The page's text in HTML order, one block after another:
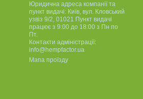
Юридична адреса компанії та
пункт видачі: Київ, вул. Кловський
узвіз 9/2, 01021 Пункт видачі
працює з 9:00 до 18:00 з Пн по
Пт.
Контакти адміністрації:
info@hempfactor.ua
Мапа проїзду